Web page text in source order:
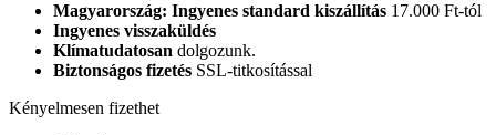
Magyarország: Ingyenes standard kiszállítás 17.000 Ft-tól
Ingyenes visszaküldés
Klímatudatosan dolgozunk.
Biztonságos fizetés SSL-titkosítással
Kényelmesen fizethet